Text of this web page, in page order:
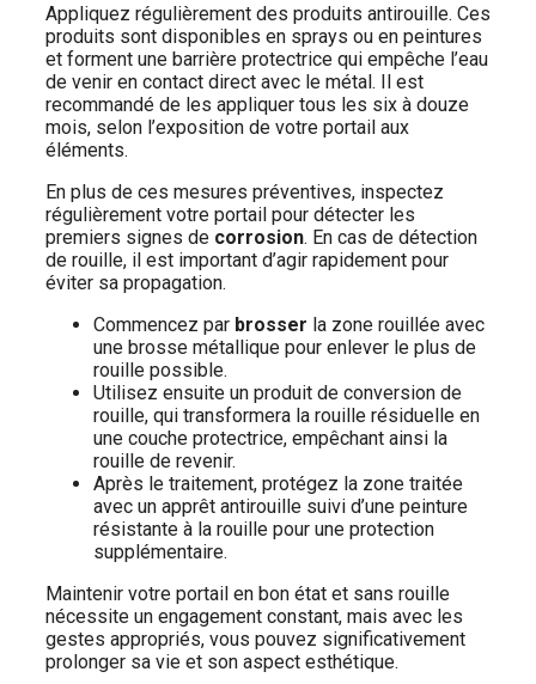
Appliquez régulièrement des produits antirouille. Ces
produits sont disponibles en sprays ou en peintures
et forment une barrière protectrice qui empêche l’eau
de venir en contact direct avec le métal. Il est
recommandé de les appliquer tous les six à douze
mois, selon l’exposition de votre portail aux
éléments.
En plus de ces mesures préventives, inspectez
régulièrement votre portail pour détecter les
premiers signes de corrosion. En cas de détection
de rouille, il est important d’agir rapidement pour
éviter sa propagation.
Commencez par brosser la zone rouillée avec
une brosse métallique pour enlever le plus de
rouille possible.
Utilisez ensuite un produit de conversion de
rouille, qui transformera la rouille résiduelle en
une couche protectrice, empêchant ainsi la
rouille de revenir.
Après le traitement, protégez la zone traitée
avec un apprêt antirouille suivi d’une peinture
résistante à la rouille pour une protection
supplémentaire.
Maintenir votre portail en bon état et sans rouille
nécessite un engagement constant, mais avec les
gestes appropriés, vous pouvez significativement
prolonger sa vie et son aspect esthétique.